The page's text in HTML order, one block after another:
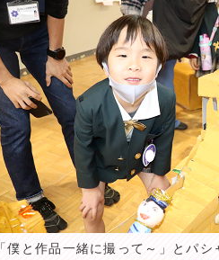
「僕と作品一緒に撮って～」とパ